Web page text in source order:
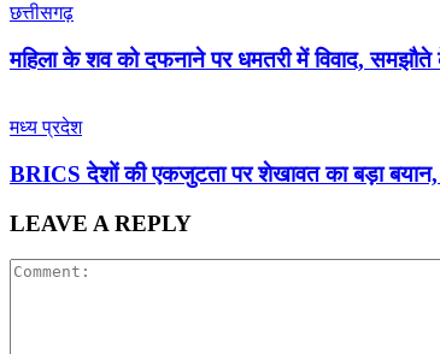
छत्तीसगढ़
महिला के शव को दफनाने पर धमतरी में विवाद, समझौते
मध्य प्रदेश
BRICS देशों की एकजुटता पर शेखावत का बड़ा
LEAVE A REPLY